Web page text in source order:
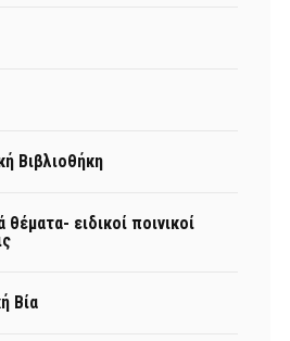
Βιβλιοθήκη
θέματα- ειδικοί ποινικοί
Βία